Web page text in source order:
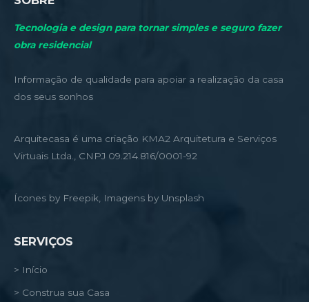
Tecnologia e design para tornar simples e seguro fazer
obra residencial
Informação de qualidade para apoiar a realização da casa
dos seus sonhos
Arquitecasa é uma criação KMA2 Arquitetura e Serviços
Virtuais Ltda., CNPJ 09.214.816/0001-92
Ícones by Freepik, Imagens by Unsplash
SERVIÇOS
> Início
> Construa sua Casa